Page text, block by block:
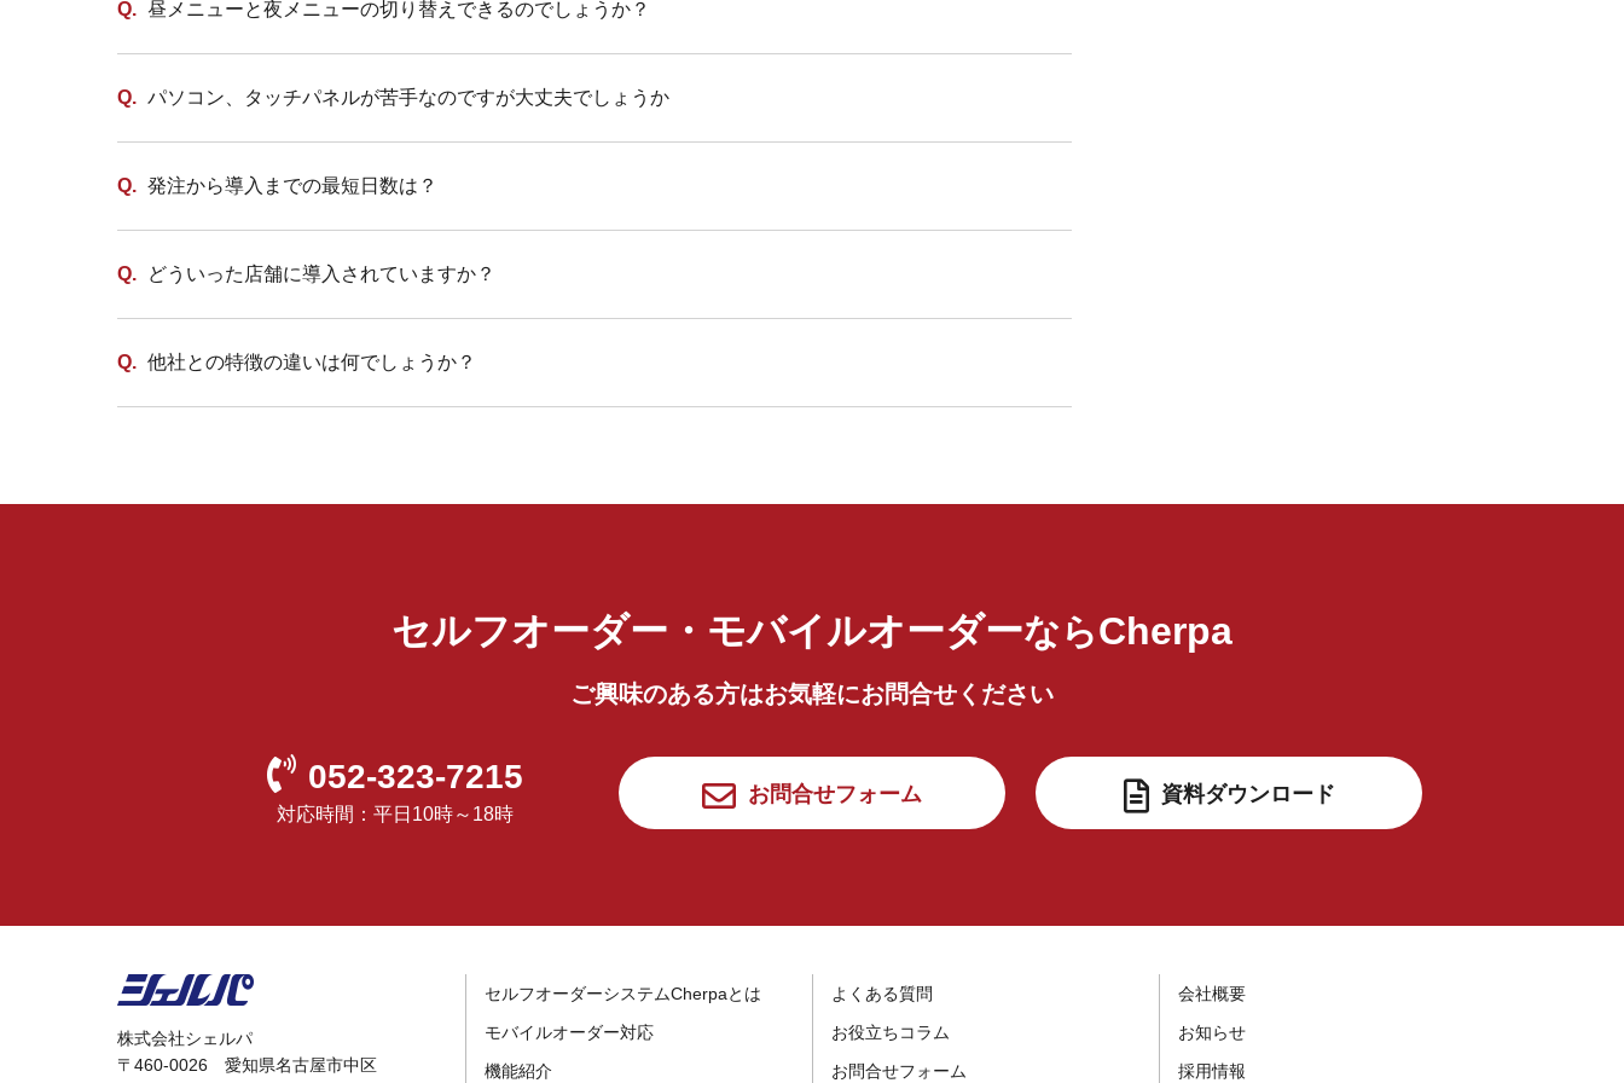
昼メニューと夜メニューの切り替えできるのでしょうか？
パソコン、タッチパネルが苦手なのですが大丈夫でしょうか
発注から導入までの最短日数は？
どういった店舗に導入されていますか？
他社との特徴の違いは何でしょうか？
セルフオーダー・モバイルオーダーならCherpa
ご興味のある方はお気軽にお問合せください
052-323-7215
対応時間：平日10時～18時
お問合せフォーム 資料ダウンロード
株式会社シェルパ
〒460-0026 愛知県名古屋市中区
セルフオーダーシステムCherpaとは
モバイルオーダー対応
機能紹介
よくある質問
お役立ちコラム
お問合せフォーム
会社概要
お知らせ
採用情報